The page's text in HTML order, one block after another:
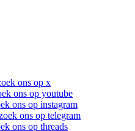
ons op x
ons op youtube
ons op instagram
ons op telegram
ons op threads